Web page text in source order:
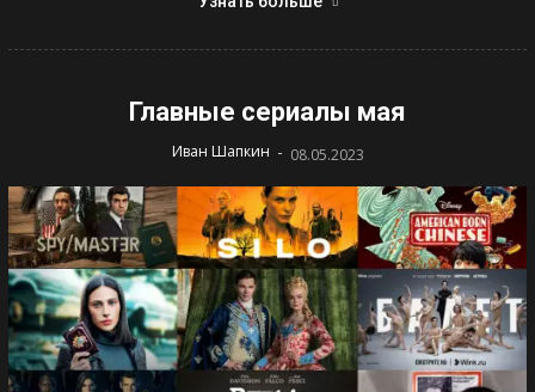
Главные сериалы мая
Иван Шапкин - 08.05.2023